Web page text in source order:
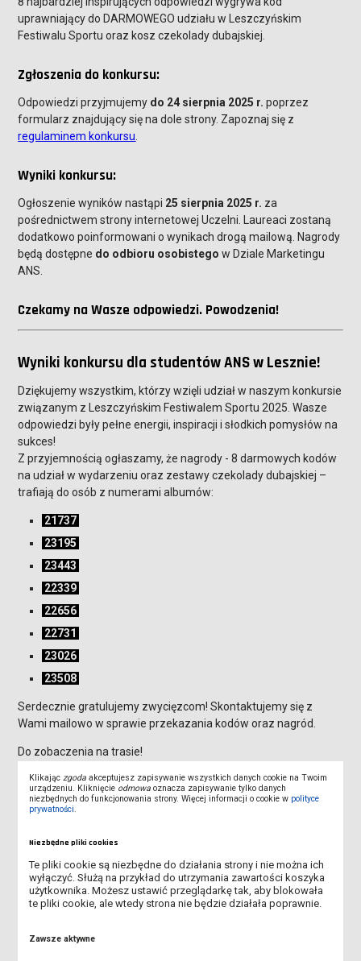
uprawniający do DARMOWEGO udziału w Leszczyńskim
Festiwalu Sportu oraz kosz czekolady dubajskiej.
Zgłoszenia do konkursu:
Odpowiedzi przyjmujemy do 24 sierpnia 2025 r. poprzez
formularz znajdujący się na dole strony. Zapoznaj się z
regulaminem konkursu
Wyniki konkursu:
Ogłoszenie wyników nastąpi 25 sierpnia 2025 r. za
pośrednictwem strony internetowej Uczelni. Laureaci zostaną
dodatkowo poinformowani o wynikach drogą mailową. Nagrody
będą dostępne do odbioru osobistego w Dziale Marketingu
ANS.
Czekamy na Wasze odpowiedzi. Powodzenia!
Wyniki konkursu dla studentów ANS w Lesznie!
Dziękujemy wszystkim, którzy wzięli udział w naszym konkursie
związanym z Leszczyńskim Festiwalem Sportu 2025. Wasze
odpowiedzi były pełne energii, inspiracji i słodkich pomysłów na
sukces!
Z przyjemnością ogłaszamy, że nagrody - 8 darmowych kodów
na udział w wydarzeniu oraz zestawy czekolady dubajskiej –
trafiają do osób z numerami albumów:
21737
23195
23443
22339
22656
22731
23026
23508
Serdecznie gratulujemy zwycięzcom! Skontaktujemy się z
Wami mailowo w sprawie przekazania kodów oraz nagród.
Do zobaczenia na trasie!
Pliki do pobrania
Regulamin - Leszczyński Festiwal
Sportu 2025 (docx, 94.85K)
Klikajączgoda akceptujesz zapisywanie wszystkich danych cookie na Twoim
urządzeniu. Kliknięcie odmowa oznacza zapisywanie tylko danych
niezbędnych do funkcjonowania strony. Więcej informacji o cookie w polityce
prywatności.
Niezbędne pliki cookies
Te pliki cookie są niezbędne do działania strony i nie można ich
wyłączyć. Służą na przykład do utrzymania zawartości koszyka
użytkownika. Możesz ustawić przeglądarkę tak, aby blokowała
te pliki cookie, ale wtedy strona nie będzie działała poprawnie.
Zawsze aktywne